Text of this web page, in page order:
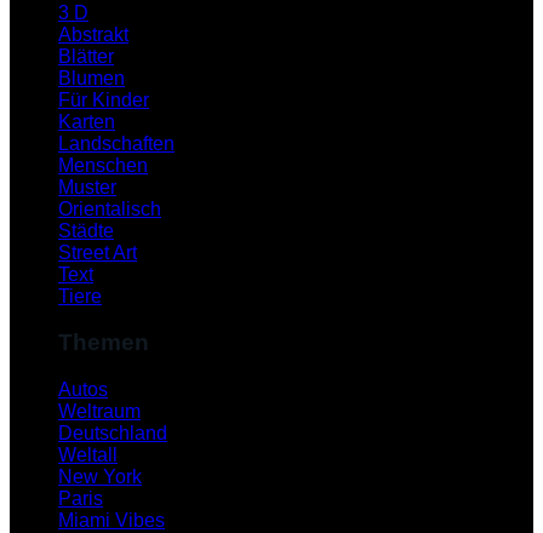
3 D
Abstrakt
Blätter
Blumen
Für Kinder
Karten
Landschaften
Menschen
Muster
Orientalisch
Städte
Street Art
Text
Tiere
Themen
Autos
Weltraum
Deutschland
Weltall
New York
Paris
Miami Vibes